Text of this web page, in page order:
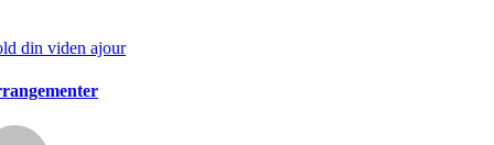
din viden ajour